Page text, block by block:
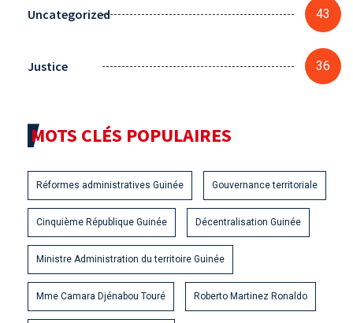
Uncategorized 43
Justice 36
MOTS CLÉS POPULAIRES
Réformes administratives Guinée Gouvernance territoriale
Cinquième République Guinée Décentralisation Guinée
Ministre Administration du territoire Guinée
Mme Camara Djénabou Touré Roberto Martinez Ronaldo